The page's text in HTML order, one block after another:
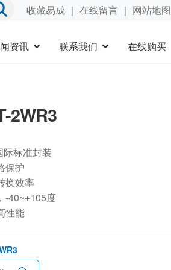
收藏易成｜ 在线留言｜ 网站地图
资讯 联系我们 在线购买
2WR3
标准封装
保护
换效率
-40~+105度
性能